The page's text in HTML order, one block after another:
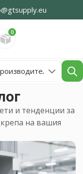
0
и тенденции за
на вашия